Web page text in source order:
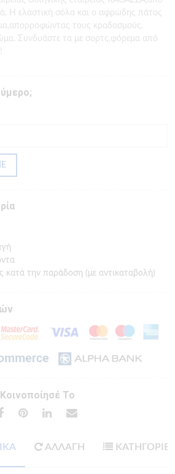
Η ελαστική σόλα και ο αφρώδης πάτος
τους κραδασμούς.
Συνδυάστε τα με σορτς,φόρεμα από
την παράδοση (με αντικαταβολή)
Κοινοποίησέ Το
ΑΛΛΑΓΗ ΚΑΤΗΓΟΡΙΕΣ